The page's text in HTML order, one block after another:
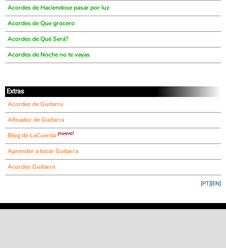
Acordes de Haciendose pasar por luz
Acordes de Que grocero
Acordes de Qué Será?
Acordes de Noche no te vayas
Extras
Acordes de Guitarra
Afinador de Guitarra
Blog de LaCuerda ¡nuevo!
Aprender a tocar Guitarra
Acordes Guitarra
[EN]
[PT]